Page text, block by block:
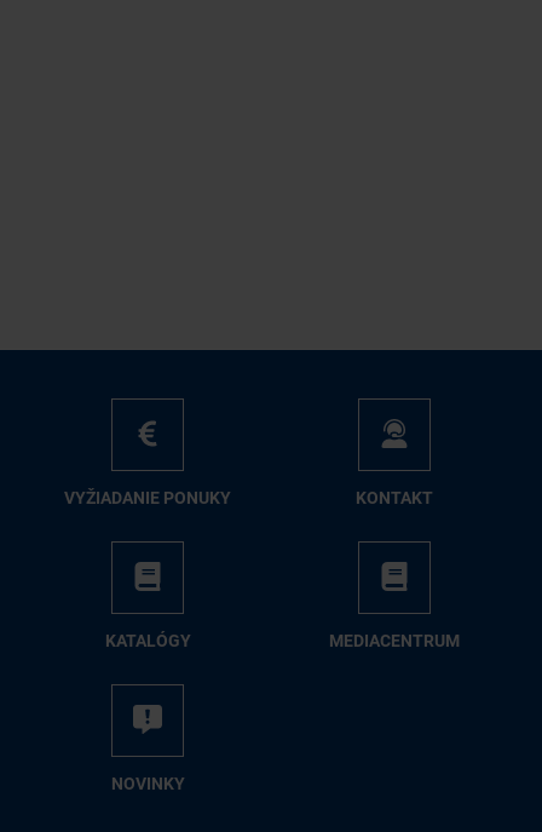
VY­ŽIA­DA­NIE PO­NU­KY KON­TAKT
KA­TA­LÓ­GY ME­DIA­CEN­TRUM
NO­VIN­KY